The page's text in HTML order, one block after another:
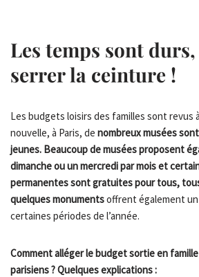
Les temps sont
serrer la ceinture !
Les budgets loisirs des familles sont revus
nouvelle, à Paris, de nombreux musées
jeunes. Beaucoup de musées proposent
dimanche ou un mercredi par mois et
permanentes sont gratuites pour tous,
quelques monumentsoffrent également
certaines périodes de l’année.
Comment alléger le budget sortie en
parisiens ? Quelques explications :